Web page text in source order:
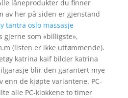
låneprodukter du finner
av her på siden er gjenstand
tantra oslo massasje
gjerne som «billigste»,
(listen er ikke uttømmende).
katrina kaif bilder katrina
blir den garantert mye
enn de kjøpte variantene. PC-
alle PC-klokkene to timer